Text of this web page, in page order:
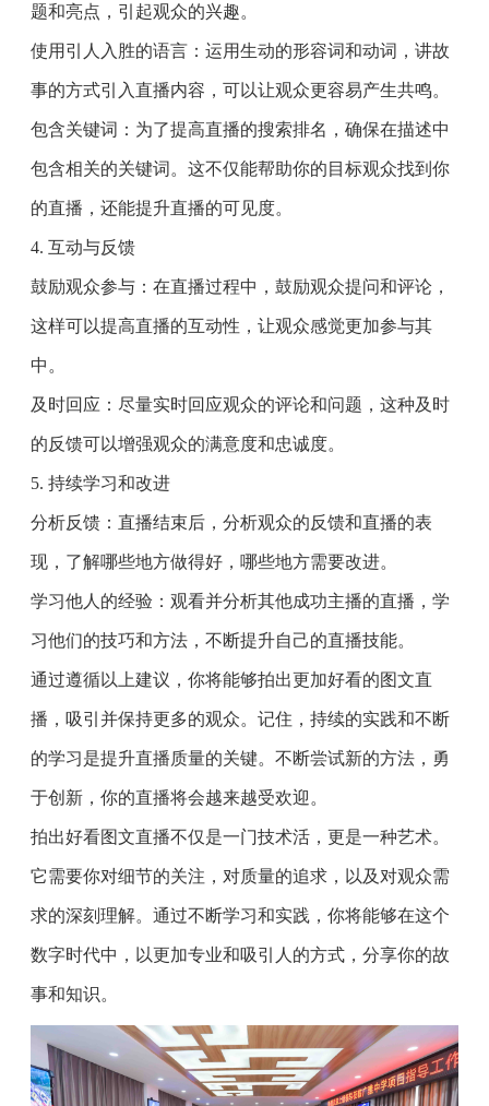
题和亮点，引起观众的兴趣。
使用引人入胜的语言：运用生动的形容词和动词，讲故
事的方式引入直播内容，可以让观众更容易产生共鸣。
包含关键词：为了提高直播的搜索排名，确保在描述中
包含相关的关键词。这不仅能帮助你的目标观众找到你
的直播，还能提升直播的可见度。
4. 互动与反馈
鼓励观众参与：在直播过程中，鼓励观众提问和评论，
这样可以提高直播的互动性，让观众感觉更加参与其
中。
及时回应：尽量实时回应观众的评论和问题，这种及时
的反馈可以增强观众的满意度和忠诚度。
5. 持续学习和改进
分析反馈：直播结束后，分析观众的反馈和直播的表
现，了解哪些地方做得好，哪些地方需要改进。
学习他人的经验：观看并分析其他成功主播的直播，学
习他们的技巧和方法，不断提升自己的直播技能。
通过遵循以上建议，你将能够拍出更加好看的图文直
播，吸引并保持更多的观众。记住，持续的实践和不断
的学习是提升直播质量的关键。不断尝试新的方法，勇
于创新，你的直播将会越来越受欢迎。
拍出好看图文直播不仅是一门技术活，更是一种艺术。
它需要你对细节的关注，对质量的追求，以及对观众需
求的深刻理解。通过不断学习和实践，你将能够在这个
数字时代中，以更加专业和吸引人的方式，分享你的故
事和知识。